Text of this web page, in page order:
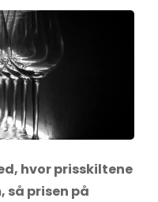
hvor prisskiltene
så prisen på